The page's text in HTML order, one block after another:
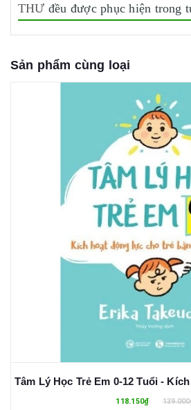
THƯ đều được phục hiện trong
Sản phẩm cùng loại
118.150₫